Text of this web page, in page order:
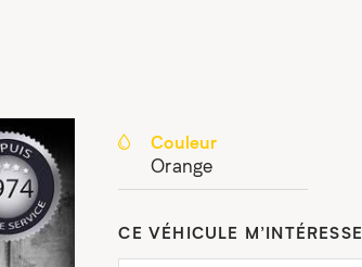
Couleur
Orange
CE VÉHICULE M’INTÉRESSE